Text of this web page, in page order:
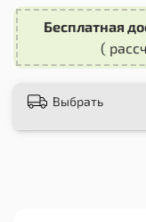
Коврик
Kugoo G2 Pro
защиту
продлевая ее
движения, что
Бесплатная
(
Выбрать